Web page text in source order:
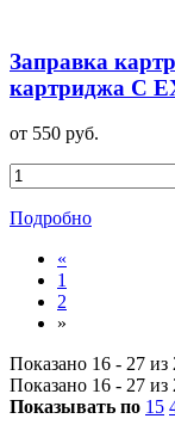
Заправка
картриджа C
от 550 руб.
Подробно
«
1
2
»
Показано 16 - 27 из
Показано 16 - 27 из
Показывать по 15